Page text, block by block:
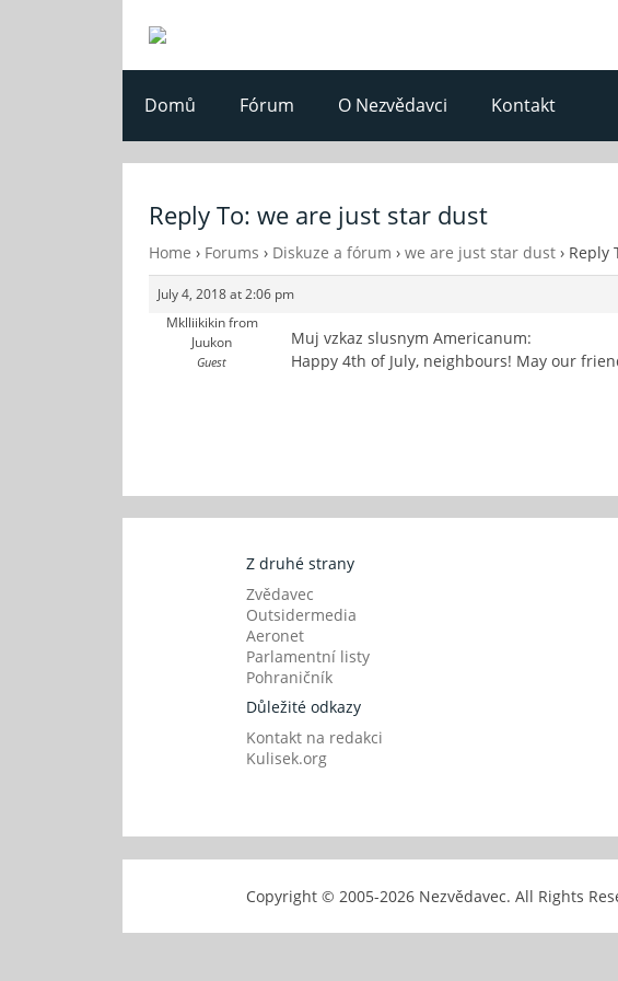
Domů Fórum O Nezvědavci Kontakt
Reply To: we are just star dust
Home › Forums › Diskuze a fórum › we are just star dust › Reply
July 4, 2018 at 2:06 pm
Mklliikikin from
Juukon
Guest
Muj vzkaz slusnym Americanum:
Happy 4th of July, neighbours! May our
Z druhé strany
Zvědavec
Outsidermedia
Aeronet
Parlamentní listy
Pohraničník
Důležité odkazy
Kontakt na redakci
Kulisek.org
Copyright © 2005-2026 Nezvědavec. All